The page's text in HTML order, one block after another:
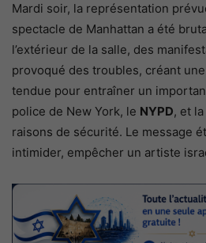
Mardi soir, la représentation
spectacle de Manhattan a été
l’extérieur de la salle, des
provoqué des troubles, créant
tendue pour entraîner un
police de New York, le NYPD, et
raisons de sécurité. Le message
intimider, empêcher un artiste